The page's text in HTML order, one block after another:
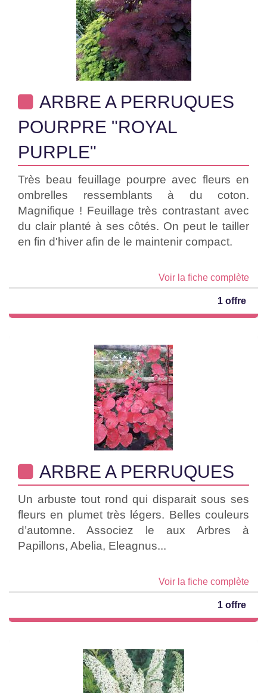
ARBRE A PERRUQUES
POURPRE "ROYAL
PURPLE"
Très beau feuillage pourpre avec fleurs en
ombrelles ressemblants à du coton.
Magnifique ! Feuillage très contrastant avec
du clair planté à ses côtés. On peut le tailler
en fin d'hiver afin de le maintenir compact.
Voir la fiche complète
1 offre
ARBRE A PERRUQUES
Un arbuste tout rond qui disparait sous ses
fleurs en plumet très légers. Belles couleurs
d’automne. Associez le aux Arbres à
Papillons, Abelia, Eleagnus...
Voir la fiche complète
1 offre